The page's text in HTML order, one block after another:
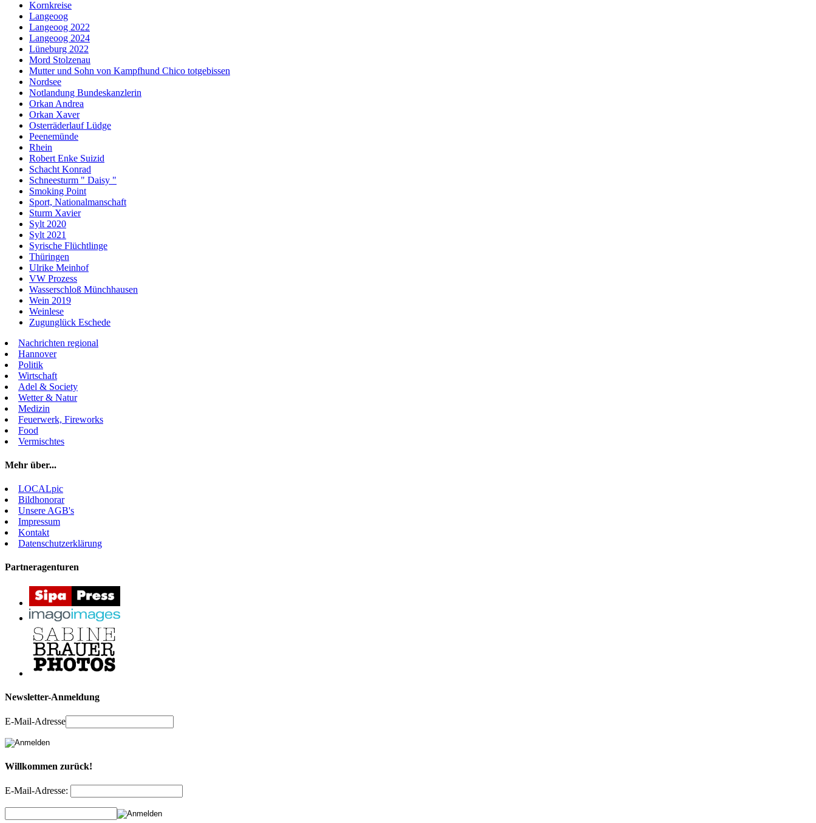
Kornkreise
Langeoog
Langeoog 2022
Langeoog 2024
Lüneburg 2022
Mord Stolzenau
Mutter und Sohn von Kampfhund Chico totgebissen
Nordsee
Notlandung Bundeskanzlerin
Orkan Andrea
Orkan Xaver
Osterräderlauf Lüdge
Peenemünde
Rhein
Robert Enke Suizid
Schacht Konrad
Schneesturm " Daisy "
Smoking Point
Sport, Nationalmanschaft
Sturm Xavier
Sylt 2020
Sylt 2021
Syrische Flüchtlinge
Thüringen
Ulrike Meinhof
VW Prozess
Wasserschloß Münchhausen
Wein 2019
Weinlese
Zugunglück Eschede
Nachrichten regional
Hannover
Politik
Wirtschaft
Adel & Society
Wetter & Natur
Medizin
Feuerwerk, Fireworks
Food
Vermischtes
Mehr über...
LOCALpic
Bildhonorar
Unsere AGB's
Impressum
Kontakt
Datenschutzerklärung
Partneragenturen
Newsletter-Anmeldung
E-Mail-Adresse
Willkommen zurück!
E-Mail-Adresse: